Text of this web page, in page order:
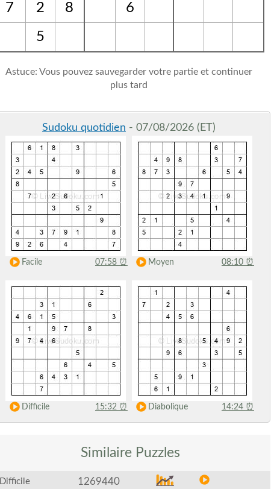
7 2 8
6
5
Astuce: Vous pouvez sauvegarder votre partie et continuer
plus tard
Sudoku quotidien - 07/08/2026 (ET)
Facile 07:58 ⏰ Moyen 08:10 ⏰
Difficile 15:32 ⏰ Diabolique 14:24 ⏰
Similaire Puzzles
Difficile 1269440